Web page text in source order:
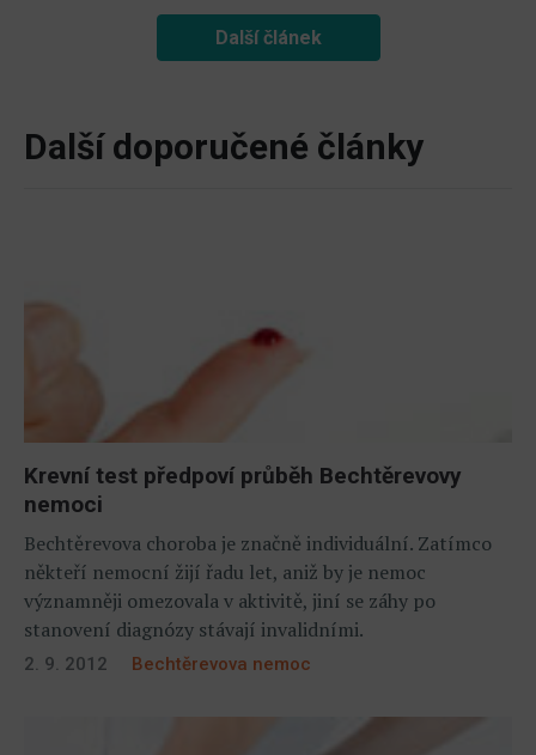
Další článek
Další doporučené články
Krevní test předpoví průběh Bechtěrevovy
nemoci
Bechtěrevova choroba je značně individuální. Zatímco
někteří nemocní žijí řadu let, aniž by je nemoc
významněji omezovala v aktivitě, jiní se záhy po
stanovení diagnózy stávají invalidními.
2. 9. 2012 Bechtěrevova nemoc